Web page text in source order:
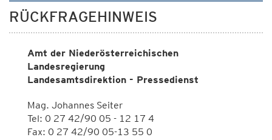
RÜCKFRAGEHINWEIS
Amt der Niederösterreichischen
Landesregierung
Landesamtsdirektion - Pressedienst
Mag. Johannes Seiter
Tel: 0 27 42/90 05 - 12 17 4
Fax: 0 27 42/90 05-13 55 0